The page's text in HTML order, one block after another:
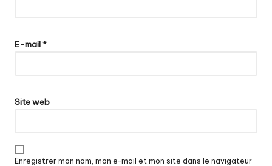
E-mail*
Site web
Enregistrer mon nom, mon e-mail et mon site dans le navigateur